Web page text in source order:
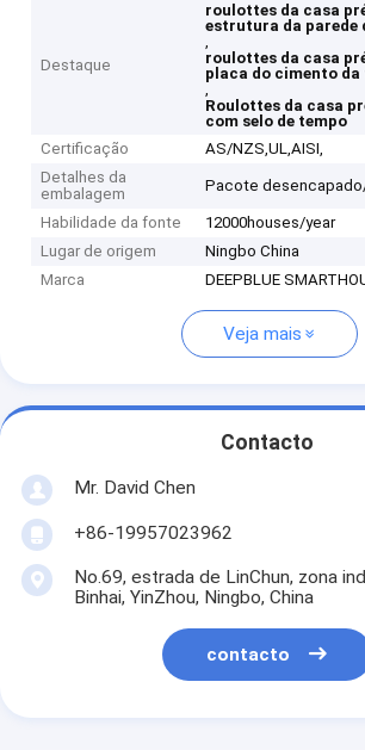
Destaque
roulottes da casa
estrutura da parede
,
roulottes da casa
placa do cimento da
,
Roulottes da casa
com selo de tempo
Certificação
AS/NZS,UL,AISI,
Detalhes da
embalagem
Pacote
Habilidade da fonte
12000houses/year
Lugar de origem
Ningbo China
Marca
DEEPBLUE
Veja mais
Contacto
Mr. David Chen
+86-19957023962
No.69, estrada de LinChun, zona
Binhai, YinZhou, Ningbo, China
contacto